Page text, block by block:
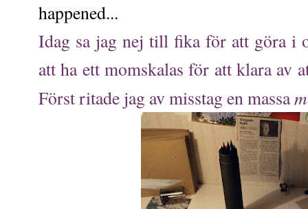
happened...
Idag sa jag nej till fika för att göra i
att ha ett momskalas för att klara av
Först ritade jag av misstag en massa